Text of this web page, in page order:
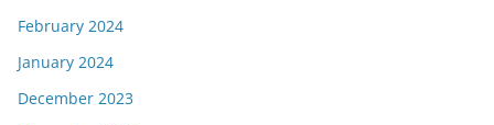
February 2024
January 2024
December 2023